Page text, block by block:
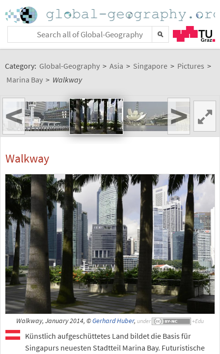
Category: Global-Geography > Asia > Singapore > Pictures >
Marina Bay > Walkway
< >
Walkway
Walkway, January 2014, ©Gerhard Huber, under
Künstlich aufgeschüttetes Land bildet die Basis für
Singapurs neuesten Stadtteil Marina Bay. Futuristische